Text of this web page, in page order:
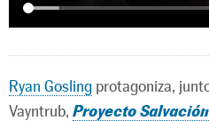
Ryan Gosling protagoniza,
Vayntrub, Proyecto Salvación